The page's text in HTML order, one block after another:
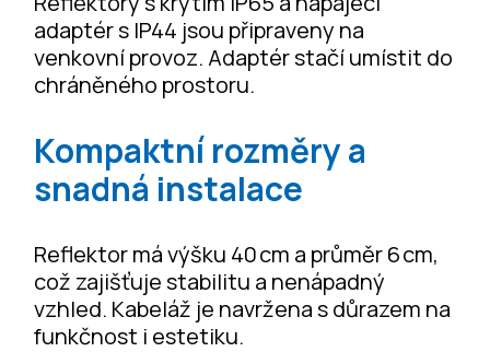
adaptér s IP44 jsou připraveny na
venkovní provoz. Adaptér stačí umístit do
chráněného prostoru.
Kompaktní rozměry a
snadná instalace
Reflektor má výšku 40 cm a průměr 6 cm,
což zajišťuje stabilitu a nenápadný
vzhled. Kabeláž je navržena s důrazem na
funkčnost i estetiku.